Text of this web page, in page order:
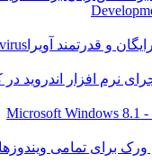
و قدرتمند آویرا
نرم افزار اندروید در
برای تمامی ویندوزها